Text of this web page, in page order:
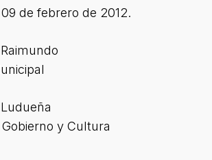
de febrero de 2012.
y Cultura